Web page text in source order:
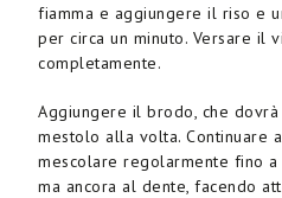
fiamma e aggiungere il riso e
per circa un minuto. Versare il
completamente.
Aggiungere il brodo, che
mestolo alla volta. Continuare
mescolare regolarmente fino
ma ancora al dente, facendo